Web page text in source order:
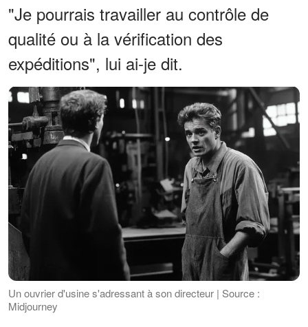
"Je pourrais travailler au contrôle de
qualité ou à la vérification des
expéditions", lui ai-je dit.
Un ouvrier d'usine s'adressant à son directeur | Source :
Midjourney